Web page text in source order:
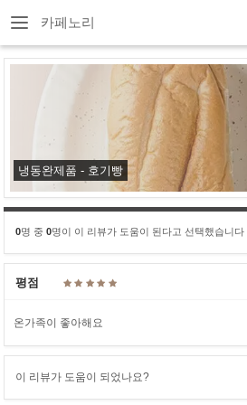
카페노리
냉동완제품 - 호기빵
0명 중 0명이 이 리뷰가 도움이 된다고 선택했습니다
평점
온가족이 좋아해요
이 리뷰가 도움이 되었나요?